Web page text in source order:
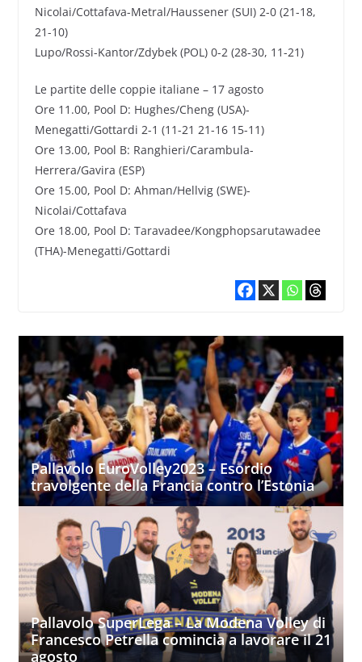
Nicolai/Cottafava-Metral/Haussener (SUI) 2-0 (21-18,
21-10)
Lupo/Rossi-Kantor/Zdybek (POL) 0-2 (28-30, 11-21)
Le partite delle coppie italiane – 17 agosto
Ore 11.00, Pool D: Hughes/Cheng (USA)-
Menegatti/Gottardi 2-1 (11-21 21-16 15-11)
Ore 13.00, Pool B: Ranghieri/Carambula-
Herrera/Gavira (ESP)
Ore 15.00, Pool D: Ahman/Hellvig (SWE)-
Nicolai/Cottafava
Ore 18.00, Pool D: Taravadee/Kongphopsarutawadee
(THA)-Menegatti/Gottardi
Pallavolo EuroVolley2023 – Esordio
travolgente della Francia contro l’Estonia
Pallavolo SuperLega – La Modena Volley di
Francesco Petrella comincia a lavorare il 21
agosto